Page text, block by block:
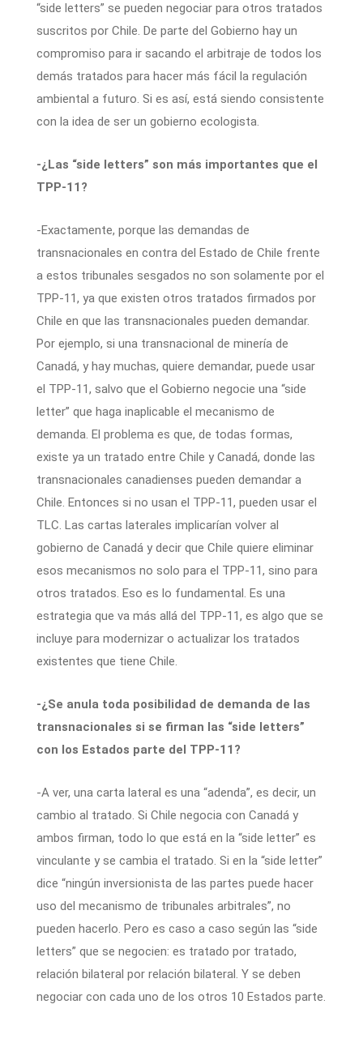
“side letters” se pueden negociar para otros tratados
suscritos por Chile. De parte del Gobierno hay un
compromiso para ir sacando el arbitraje de todos los
demás tratados para hacer más fácil la regulación
ambiental a futuro. Si es así, está siendo consistente
con la idea de ser un gobierno ecologista.
-¿Las “side letters” son más importantes que el
TPP-11?
-Exactamente, porque las demandas de
transnacionales en contra del Estado de Chile frente
a estos tribunales sesgados no son solamente por el
TPP-11, ya que existen otros tratados firmados por
Chile en que las transnacionales pueden demandar.
Por ejemplo, si una transnacional de minería de
Canadá, y hay muchas, quiere demandar, puede usar
el TPP-11, salvo que el Gobierno negocie una “side
letter” que haga inaplicable el mecanismo de
demanda. El problema es que, de todas formas,
existe ya un tratado entre Chile y Canadá, donde las
transnacionales canadienses pueden demandar a
Chile. Entonces si no usan el TPP-11, pueden usar el
TLC. Las cartas laterales implicarían volver al
gobierno de Canadá y decir que Chile quiere eliminar
esos mecanismos no solo para el TPP-11, sino para
otros tratados. Eso es lo fundamental. Es una
estrategia que va más allá del TPP-11, es algo que se
incluye para modernizar o actualizar los tratados
existentes que tiene Chile.
-¿Se anula toda posibilidad de demanda de las
transnacionales si se firman las “side letters”
con los Estados parte del TPP-11?
-A ver, una carta lateral es una “adenda”, es decir, un
cambio al tratado. Si Chile negocia con Canadá y
ambos firman, todo lo que está en la “side letter” es
vinculante y se cambia el tratado. Si en la “side letter”
dice “ningún inversionista de las partes puede hacer
uso del mecanismo de tribunales arbitrales”, no
pueden hacerlo. Pero es caso a caso según las “side
letters” que se negocien: es tratado por tratado,
relación bilateral por relación bilateral. Y se deben
negociar con cada uno de los otros 10 Estados parte.